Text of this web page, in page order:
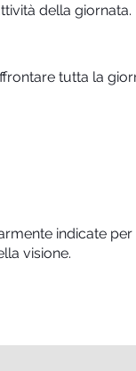
della giornata.
tutta la
indicate
visione.